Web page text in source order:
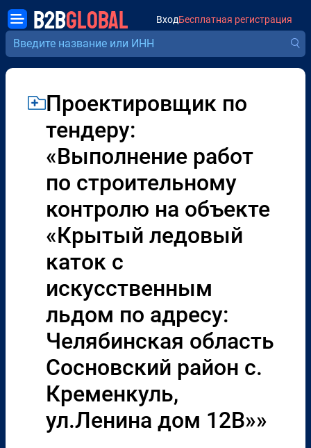
B2BGLOBAL ВходБесплатная регистрация
Проектировщик по
тендеру:
«Выполнение работ
по строительному
контролю на объекте
«Крытый ледовый
каток с
искусственным
льдом по адресу:
Челябинская область
Сосновский район с.
Кременкуль,
ул.Ленина дом 12В»»